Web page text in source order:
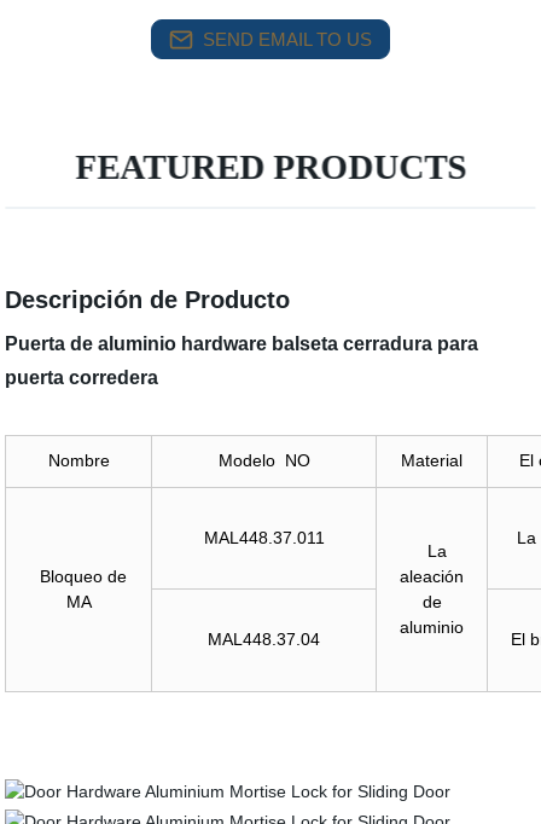
SEND EMAIL TO US
FEATURED PRODUCTS
Descripción de Producto
Puerta de aluminio hardware balseta cerradura para
puerta corredera
Nombre Modelo NO Material El
Bloqueo de
MA
MAL448.37.011
La
aleación
de
aluminio
La
MAL448.37.04 El